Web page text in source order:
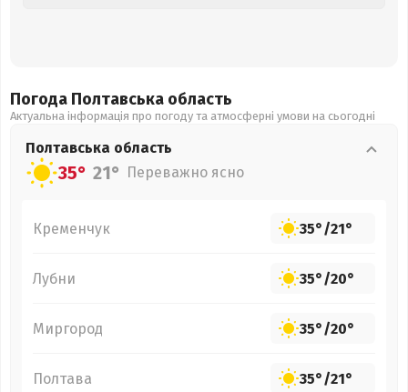
Погода Полтавська область
Актуальна інформація про погоду та атмосферні умови на сьогодні
Полтавська область
35° 21° Переважно ясно
Кременчук 35°/21°
Лубни 35°/20°
Миргород 35°/20°
Полтава 35°/21°